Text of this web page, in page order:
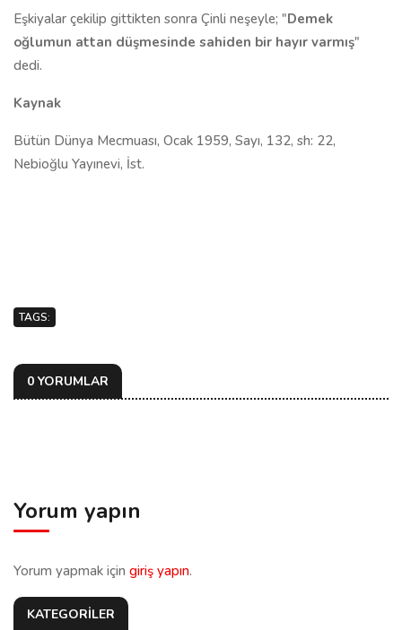
Eşkiyalar çekilip gittikten sonra Çinli neşeyle; "Demek
oğlumun attan düşmesinde sahiden bir hayır varmış"
dedi.
Kaynak
Bütün Dünya Mecmuası, Ocak 1959, Sayı, 132, sh: 22,
Nebioğlu Yayınevi, İst.
TAGS:
0 YORUMLAR
Yorum yapın
Yorum yapmak için giriş yapın.
KATEGORİLER